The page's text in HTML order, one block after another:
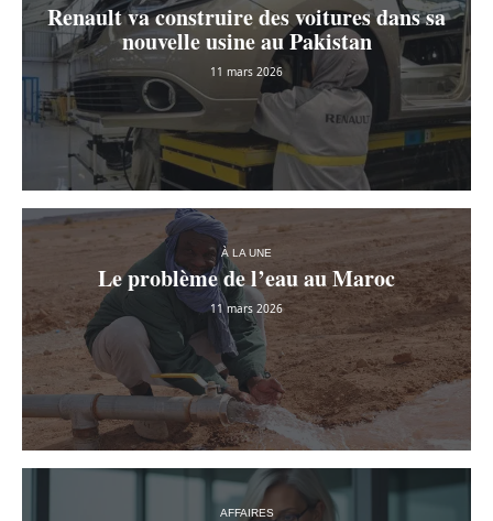
Renault va construire des voitures dans sa
nouvelle usine au Pakistan
11 mars 2026
À LA UNE
Le problème de l’eau au Maroc
11 mars 2026
AFFAIRES